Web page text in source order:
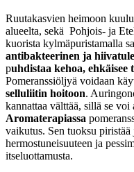
Ruutakasvien heimoon
alueelta, sekä Pohjois- ja
kuorista kylmäpuristamalla
antibakteerinen ja
puhdistaa kehoa,
Pomeranssiöljyä voidaan
selluliitin hoitoon.
kannattaa välttää, sillä se
Aromaterapiassa
vaikutus. Sen tuoksu piristää
hermostuneisuuteen ja
itseluottamusta.